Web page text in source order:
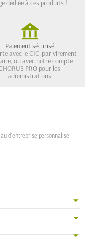
dédiée à ces produits !
Paiement sécurisé
avec le CIC, par virement
ou avec notre compte
PRO pour les
administrations
d'entreprise personnalisé